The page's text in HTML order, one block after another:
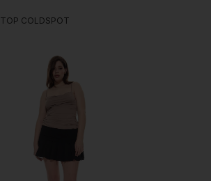
TOP COLDSPOT